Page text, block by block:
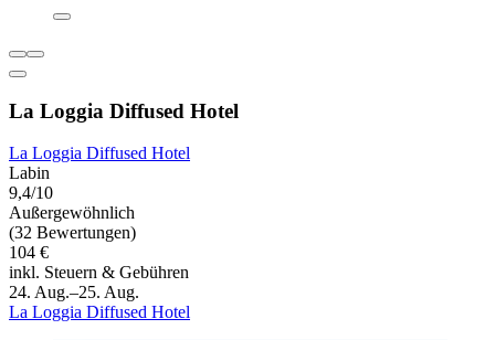
La Loggia Diffused Hotel
La Loggia Diffused Hotel
Labin
9,4/10
Außergewöhnlich
(32 Bewertungen)
104 €
inkl. Steuern & Gebühren
24. Aug.–25. Aug.
La Loggia Diffused Hotel